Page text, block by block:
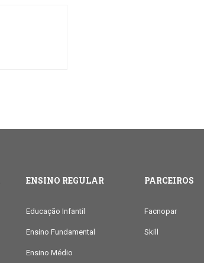
ENSINO REGULAR
Educação Infantil
Ensino Fundamental
Ensino Médio
PARCEIROS
Facnopar
Skill